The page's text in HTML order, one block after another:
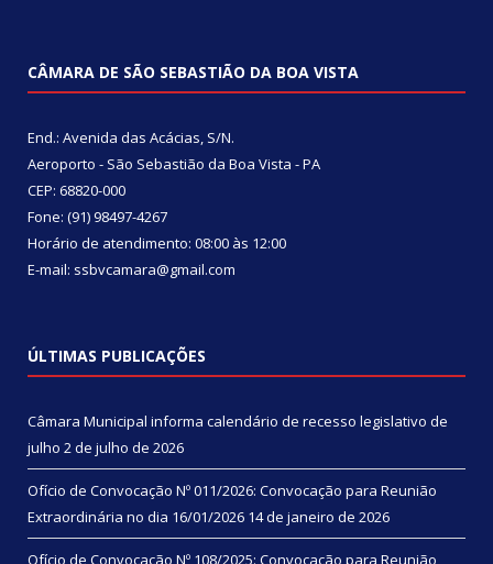
CÂMARA DE SÃO SEBASTIÃO DA BOA VISTA
End.: Avenida das Acácias, S/N.
Aeroporto - São Sebastião da Boa Vista - PA
CEP: 68820-000
Fone: (91) 98497-4267
Horário de atendimento: 08:00 às 12:00
E-mail: ssbvcamara@gmail.com
ÚLTIMAS PUBLICAÇÕES
Câmara Municipal informa calendário de recesso legislativo de
julho 2 de julho de 2026
Ofício de Convocação Nº 011/2026: Convocação para Reunião
Extraordinária no dia 16/01/2026 14 de janeiro de 2026
Ofício de Convocação Nº 108/2025: Convocação para Reunião